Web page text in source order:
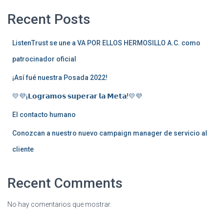
Recent Posts
ListenTrust se une a VA POR ELLOS HERMOSILLO A.C. como
patrocinador oficial
¡Así fué nuestra Posada 2022!
💛💜¡𝗟𝗼𝗴𝗿𝗮𝗺𝗼𝘀 𝘀𝘂𝗽𝗲𝗿𝗮𝗿 𝗹𝗮 𝗠𝗲𝘁𝗮!💛💜
El contacto humano
Conozcan a nuestro nuevo campaign manager de servicio al
cliente
Recent Comments
No hay comentarios que mostrar.